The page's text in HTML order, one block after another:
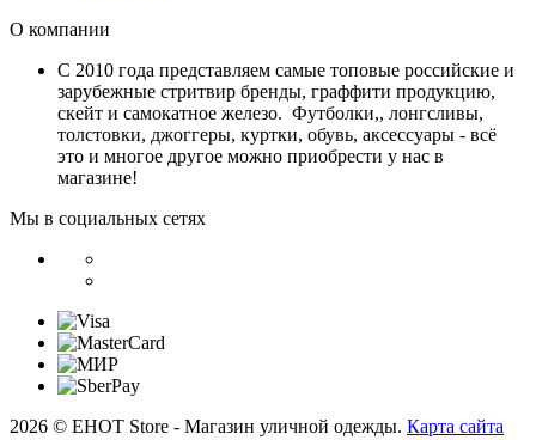
О компании
С 2010 года представляем самые топовые российские и
зарубежные стритвир бренды, граффити продукцию,
скейт и самокатное железо. Футболки,, лонгсливы,
толстовки, джоггеры, куртки, обувь, аксессуары - всё
это и многое другое можно приобрести у нас в
магазине!
Мы в социальных сетях
2026 © EHOT Store - Магазин уличной одежды. Карта сайта